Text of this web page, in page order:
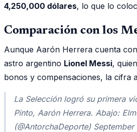
4,250,000 dólares, lo que lo
Comparación con los
Aunque Aarón Herrera cuenta
astro argentino Lionel Messi,
bonos y compensaciones, la cifra
La Selección logró su primera
Pinto, Aarón Herrera. Abajo:
(@AntorchaDeporte)